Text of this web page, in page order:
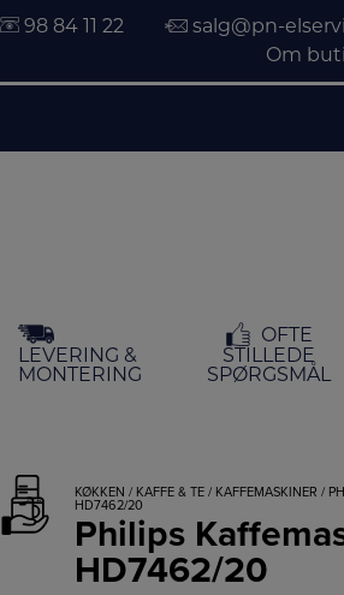
indholdet
98 84 11 22
salg@pn-
Om
LEVERING &
MONTERING
OFTE
STILLEDE
SPØRGSMÅL
KØKKEN / KAFFE & TE / KAFFEMASKINER /
HD7462/20
Philips
HD7462/20